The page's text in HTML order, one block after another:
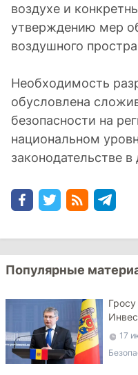
воздухе и
утверждению мер
воздушного
Необходимость
обусловлена
безопасности на
национальном
законодательстве
Популярные
17